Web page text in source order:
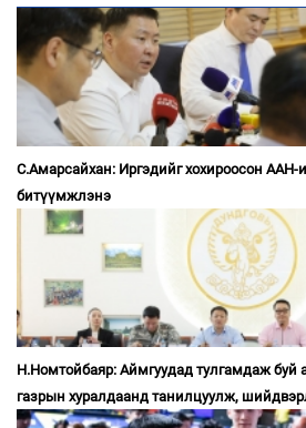
С.Амарсайхан: Иргэдийг хохироосон ААН-
битүүмжлэнэ
Н.Номтойбаяр: Аймгуудад тулгамдаж буй
газрын хуралдаанд танилцуулж,